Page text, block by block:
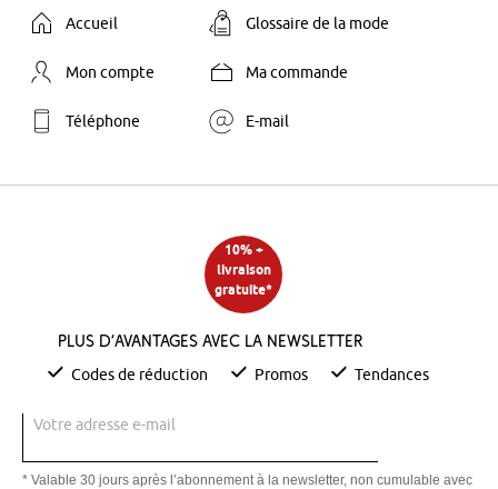
Accueil Glossaire de la mode
Mon compte Ma commande
Téléphone E-mail
10% +
livraison
gratuite*
Plus d’avantages avec la newsletter
Codes de réduction Promos Tendances
Votre adresse e-mail
* Valable 30 jours après l’abonnement à la newsletter, non cumulable avec